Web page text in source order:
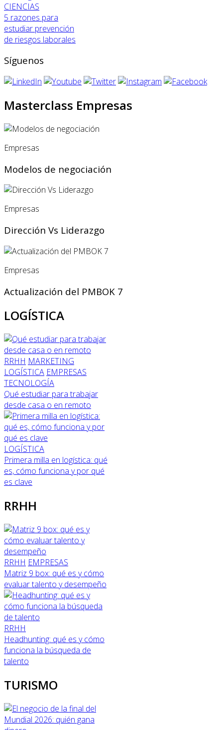
CIENCIAS
5 razones para
estudiar prevención
de riesgos laborales
Síguenos
Masterclass Empresas
Empresas
Modelos de negociación
Empresas
Dirección Vs Liderazgo
Empresas
Actualización del PMBOK 7
LOGÍSTICA
RRHH MARKETING
LOGÍSTICA EMPRESAS
TECNOLOGÍA
Qué estudiar para trabajar
desde casa o en remoto
LOGÍSTICA
Primera milla en logística: qué
es, cómo funciona y por qué
es clave
RRHH
RRHH EMPRESAS
Matriz 9 box: qué es y cómo
evaluar talento y desempeño
RRHH
Headhunting: qué es y cómo
funciona la búsqueda de
talento
TURISMO